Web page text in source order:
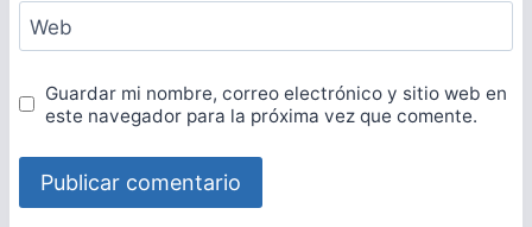
Web
Guardar mi nombre, correo electrónico y sitio web en
este navegador para la próxima vez que comente.